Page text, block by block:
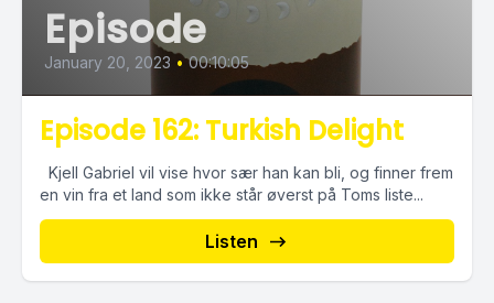
Episode
January 20, 2023 • 00:10:05
Episode 162: Turkish Delight
Kjell Gabriel vil vise hvor sær han kan bli, og finner frem
en vin fra et land som ikke står øverst på Toms liste...
Listen